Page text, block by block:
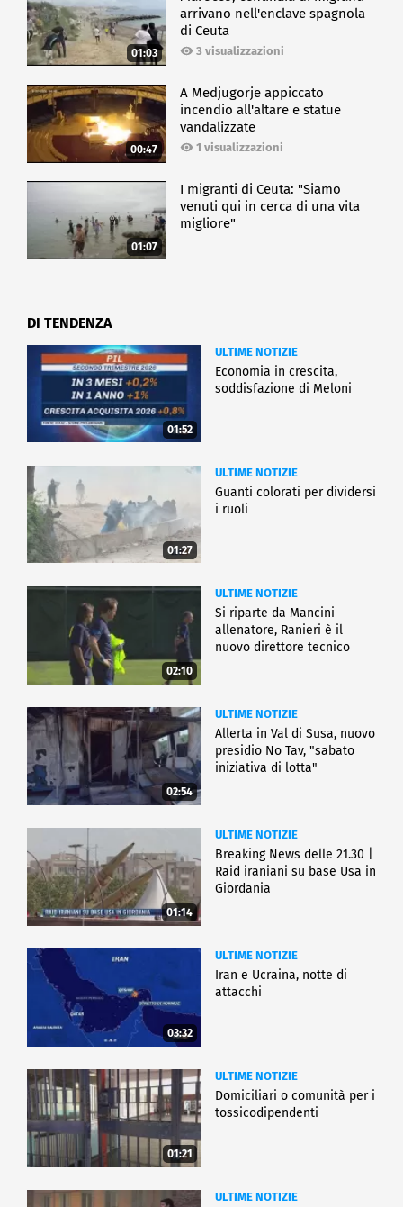
01:03
arrivano nell'enclave spagnola
di Ceuta
3 visualizzazioni
00:47
A Medjugorje appiccato
incendio all'altare e statue
vandalizzate
1 visualizzazioni
01:07
I migranti di Ceuta: "Siamo
venuti qui in cerca di una vita
migliore"
DI TENDENZA
01:52
ULTIME NOTIZIE
Economia in crescita,
soddisfazione di Meloni
01:27
ULTIME NOTIZIE
Guanti colorati per dividersi
i ruoli
02:10
ULTIME NOTIZIE
Si riparte da Mancini
allenatore, Ranieri è il
nuovo direttore tecnico
02:54
ULTIME NOTIZIE
Allerta in Val di Susa, nuovo
presidio No Tav, "sabato
iniziativa di lotta"
01:14
ULTIME NOTIZIE
Breaking News delle 21.30 |
Raid iraniani su base Usa in
Giordania
03:32
ULTIME NOTIZIE
Iran e Ucraina, notte di
attacchi
01:21
ULTIME NOTIZIE
Domiciliari o comunità per i
tossicodipendenti
ULTIME NOTIZIE